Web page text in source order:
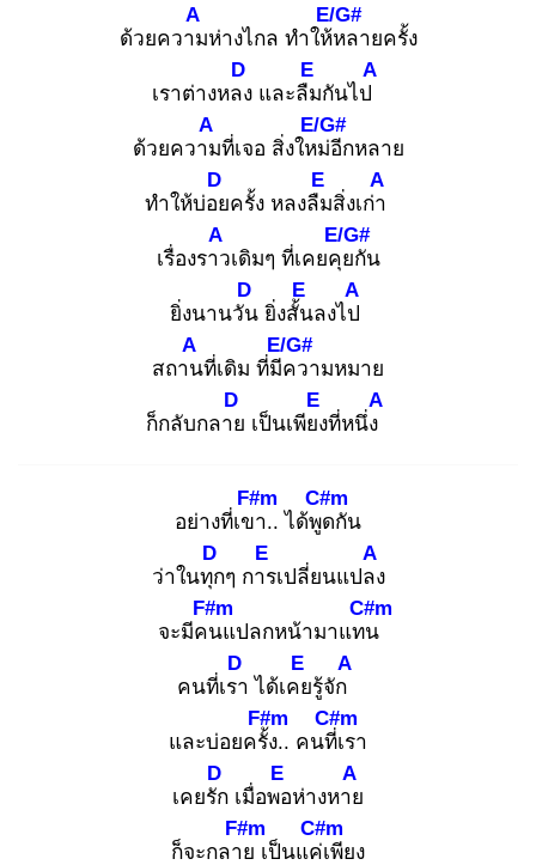
ด้วยความ
A
ห่างไกล ทำให้ห
E/G#
ลายครั้ง
เราต่างหลง
D
และลืม
E
กันไป
A
ด้วยความ
A
ที่เจอ สิ่งใหม่
E/G#
อีกหลาย
ทำให้บ่อย
D
ครั้ง หลงลืม
E
สิ่งเก่า
A
เรื่องราว
A
เดิมๆ ที่เคยคุย
E/G#
กัน
ยิ่งนานวัน
D
ยิ่งสั้น
E
ลงไป
A
สถาน
A
ที่เดิม ที่มีค
E/G#
วามหมาย
ก็กลับกลาย
D
เป็นเพียง
E
ที่หนึ่ง
A
อย่างที่เขา
F#m
.. ได้พูด
C#m
กัน
ว่าในทุก
D
ๆ การ
E
เปลี่ยนแปลง
A
จะมีคน
F#m
แปลกหน้ามาแทน
C#m
คนที่เรา
D
ได้เคย
E
รู้จัก
A
และบ่อยครั้ง
F#m
.. คนที่เ
C#m
รา
เคยรัก
D
เมื่อพอ
E
ห่างหาย
A
ก็จะกลาย
F#m
เป็นแค่เ
C#m
พียง